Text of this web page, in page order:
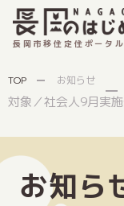
長岡市移住定住ポータ
TOP お知らせ
対象／社会人9月実
お知ら